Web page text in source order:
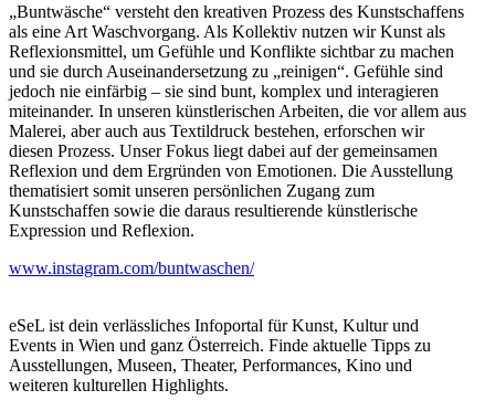
„Buntwäsche“ versteht den kreativen Prozess des Kunstschaffens
als eine Art Waschvorgang. Als Kollektiv nutzen wir Kunst als
Reflexionsmittel, um Gefühle und Konflikte sichtbar zu machen
und sie durch Auseinandersetzung zu „reinigen“. Gefühle sind
jedoch nie einfärbig – sie sind bunt, komplex und interagieren
miteinander. In unseren künstlerischen Arbeiten, die vor allem aus
Malerei, aber auch aus Textildruck bestehen, erforschen wir
diesen Prozess. Unser Fokus liegt dabei auf der gemeinsamen
Reflexion und dem Ergründen von Emotionen. Die Ausstellung
thematisiert somit unseren persönlichen Zugang zum
Kunstschaffen sowie die daraus resultierende künstlerische
Expression und Reflexion.
www.instagram.com/buntwaschen/
eSeL ist dein verlässliches Infoportal für Kunst, Kultur und
Events in Wien und ganz Österreich. Finde aktuelle Tipps zu
Ausstellungen, Museen, Theater, Performances, Kino und
weiteren kulturellen Highlights.